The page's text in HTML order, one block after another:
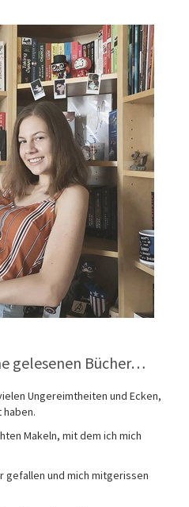
gelesenen Bücher…
Ungereimtheiten und Ecken,
Makeln, mit dem ich mich
gefallen und mich mitgerissen